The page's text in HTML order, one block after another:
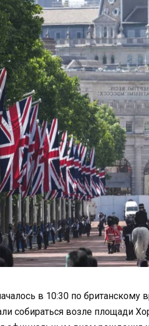
в 10:30 по британскому
собираться возле площади